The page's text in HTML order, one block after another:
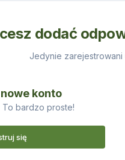
dodać
Jedynie
konto
To bardzo proste!
się